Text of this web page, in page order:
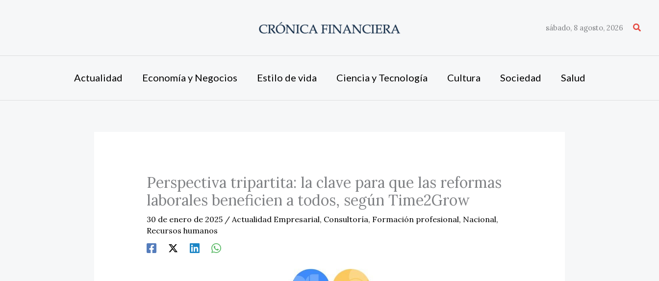
sábado, 8 agosto, 2026
Actualidad Economía y Negocios Estilo de vida Ciencia y Tecnología Cultura Sociedad Salud
Perspectiva tripartita: la clave para que las reformas
laborales beneficien a todos, según Time2Grow
30 de enero de 2025 / Actualidad Empresarial, Consultoría, Formación profesional, Nacional,
Recursos humanos